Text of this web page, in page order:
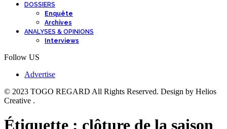
DOSSIERS
Enquête
Archives
ANALYSES & OPINIONS
Interviews
Follow US
Advertise
© 2023 TOGO REGARD All Rights Reserved. Design by Helios
Creative .
Étiquette : clôture de la saison